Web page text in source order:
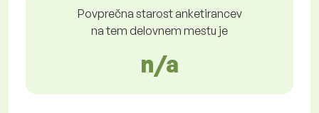
Povprečna starost anketirancev
na tem delovnem mestu je
n/a